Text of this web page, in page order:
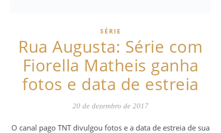
SÉRIE
Rua Augusta: Série com
Fiorella Matheis ganha
fotos e data de estreia
20 de dezembro de 2017
O canal pago TNT divulgou fotos e a data de estreia de sua